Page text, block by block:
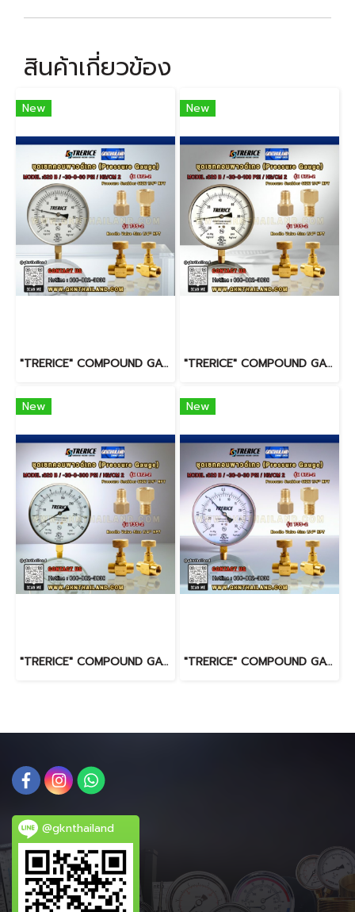
สินค้าเกี่ยวข้อง
New
"TRERICE" COMPOUND GAUGE MODEL : 620B RANGE : 30-0-30 PSI & -60 INHG-4 KG/CM2 & BRASS PRESSURE SNUBBER & BRASS NEEDLE VALVE
New
"TRERICE" COMPOUND GAUGE MODEL : 620B RANGE : 30-0-100 PSI & -30 INHG-7 KG/CM2 & BRASS PRESSURE SNUBBER & BRASS NEEDLE VALVE
New
"TRERICE" COMPOUND GAUGE MODEL : 620B RANGE : 30-0-300 PSI & -30 INHG-20 KG/CM2 & BRASS PRESSURE SNUBBER & BRASS NEEDLE VALVE
New
"TRERICE" COMPOUND GAUGE MODEL : 620B RANGE : 30-0-30 PSI & -30 INHG-2 KG/CM2 & BRASS PRESSURE SNUBBER & BRASS NEEDLE VALVE
@gknthailand